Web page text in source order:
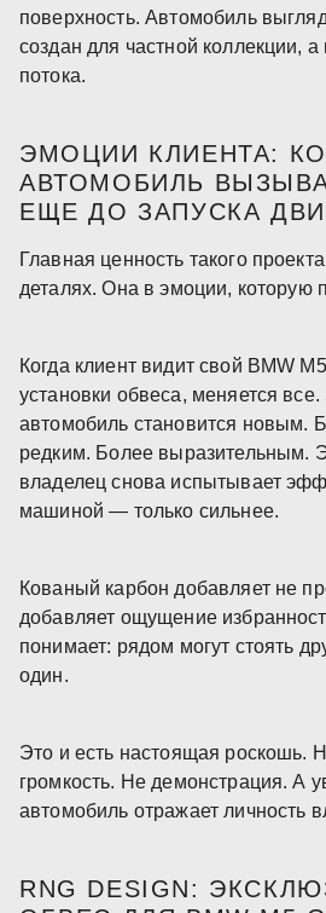
поверхность. Автомобиль
создан для частной коллекции,
потока.
ЭМОЦИИ КЛИЕНТА:
АВТОМОБИЛЬ
ЕЩЕ ДО ЗАПУСКА
Главная ценность такого
деталях. Она в эмоции, которую
Когда клиент видит свой BMW
установки обвеса, меняется
автомобиль становится новым.
редким. Более выразительным.
владелец снова испытывает
машиной — только сильнее.
Кованый карбон добавляет не
добавляет ощущение
понимает: рядом могут стоять
один.
Это и есть настоящая роскошь.
громкость. Не демонстрация. А
автомобиль отражает личность
RNG DESIGN: